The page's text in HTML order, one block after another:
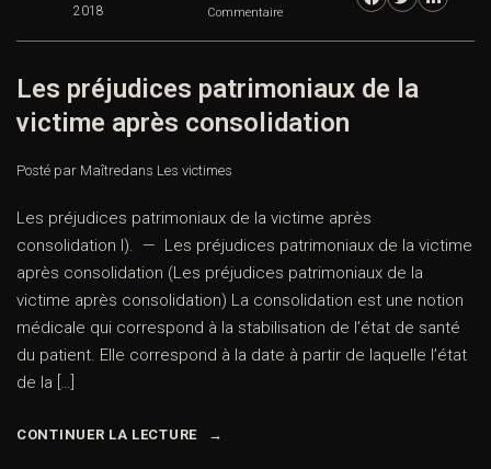
2018 Commentaire
Les préjudices patrimoniaux de la
victime après consolidation
Posté par Maîtredans Les victimes
Les préjudices patrimoniaux de la victime après
consolidation I). — Les préjudices patrimoniaux de la victime
après consolidation (Les préjudices patrimoniaux de la
victime après consolidation) La consolidation est une notion
médicale qui correspond à la stabilisation de l’état de santé
du patient. Elle correspond à la date à partir de laquelle l’état
de la […]
CONTINUER LA LECTURE